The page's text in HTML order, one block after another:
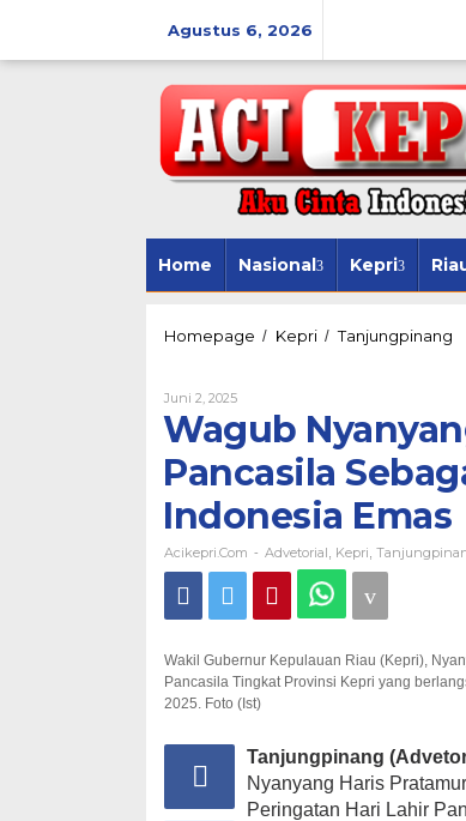
Agustus 6, 2026
Home Nasional Kepri
Homepage / Kepri / Tanjungpinang
Juni 2, 2025Oleh
Acikepri.com
Wagub
Pancasila
Indonesia Emas
Acikepri.com - Advetorial Kepri
Wakil Gubernur Kepulauan Riau (Kepri),
Pancasila Tingkat Provinsi Kepri yang
2025. Foto (Ist)
Tanjungpinang
Nyanyang Haris
Peringatan Hari Lahir